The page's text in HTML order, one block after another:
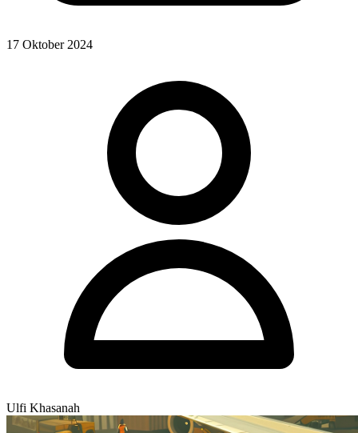
17 Oktober 2024
Ulfi Khasanah